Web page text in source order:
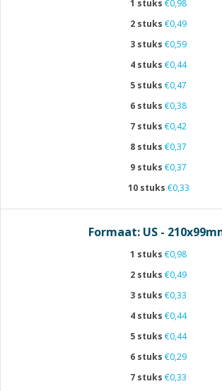
1 stuks €0,98
2 stuks €0,49
3 stuks €0,59
4 stuks €0,44
5 stuks €0,47
6 stuks €0,38
7 stuks €0,42
8 stuks €0,37
9 stuks €0,37
10 stuks €0,33
Formaat: US -
1 stuks €0,98
2 stuks €0,49
3 stuks €0,33
4 stuks €0,44
5 stuks €0,44
6 stuks €0,29
7 stuks €0,33